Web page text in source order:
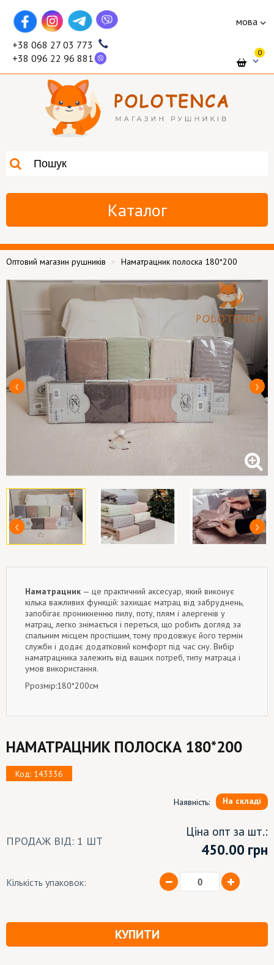
мова
+38 068 27 03 773
+38 096 22 96 881
0
Каталог
Оптовий магазин рушників Наматрацник полоска 180*200
Наматрацник — це практичний аксесуар, який виконує
кілька важливих функцій: захищає матрац від забруднень,
запобігає проникненню пилу, поту, плям і алергенів у
матрац, легко знімається і переться, що робить догляд за
спальним місцем простішим, тому продовжує його термін
служби і додає додатковий комфорт під час сну. Вибір
наматрацника залежить від ваших потреб, типу матраца і
умов використання.
Ррозмір:180*200см
НАМАТРАЦНИК ПОЛОСКА 180*200
Код: 143336
Наявність: На складі
ПРОДАЖ ВІД: 1 ШТ
Ціна опт за шт.:
450.00 грн
Кількість упаковок:
КУПИТИ